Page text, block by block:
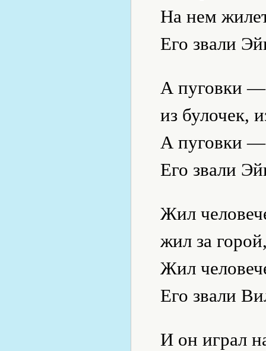
На нем
Его звали
А пуговки —
из булочек,
А пуговки —
Его звали
Жил
жил за
Жил
Его звали
И он играл